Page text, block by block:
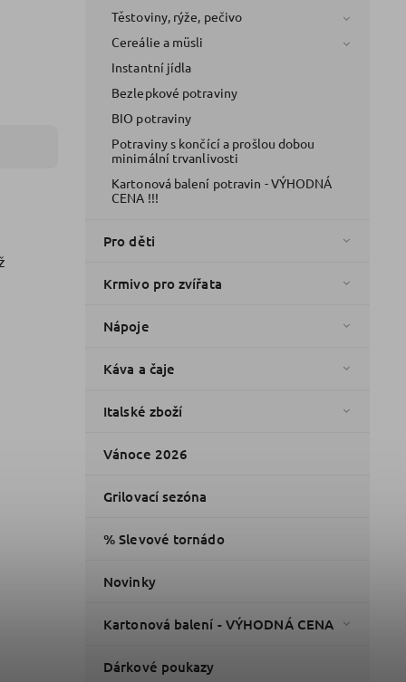
Těstoviny, rýže, pečivo
Cereálie a müsli
Instantní jídla
Bezlepkové potraviny
BIO potraviny
Potraviny s končící a prošlou dobou
minimální trvanlivosti
Kartonová balení potravin - VÝHODNÁ
CENA !!!
Pro děti
Krmivo pro zvířata
Nápoje
Káva a čaje
Italské zboží
Vánoce 2026
Grilovací sezóna
% Slevové tornádo
Novinky
Kartonová balení - VÝHODNÁ CENA
Dárkové poukazy